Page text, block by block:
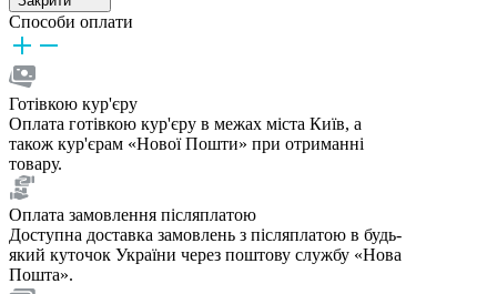
Способи оплати
Готівкою кур'єру
Оплата готівкою кур'єру в межах міста Київ, а
також кур'єрам «Нової Пошти» при отриманні
товару.
Оплата замовлення післяплатою
Доступна доставка замовлень з післяплатою в будь-
який куточок України через поштову службу «Нова
Пошта».